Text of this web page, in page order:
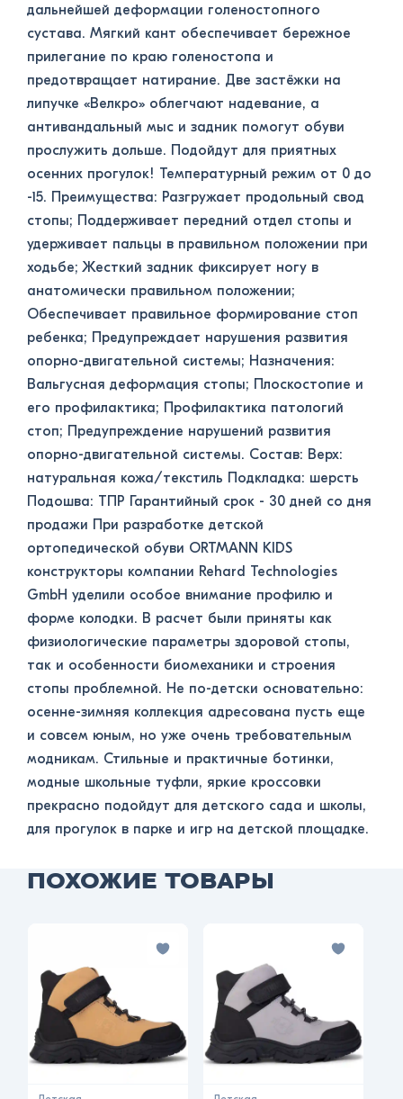
дальнейшей деформации голеностопного
сустава. Мягкий кант обеспечивает бережное
прилегание по краю голеностопа и
предотвращает натирание. Две застёжки на
липучке «Велкро» облегчают надевание, а
антивандальный мыс и задник помогут обуви
прослужить дольше. Подойдут для приятных
осенних прогулок! Температурный режим от 0 до
-15. Преимущества: Разгружает продольный свод
стопы; Поддерживает передний отдел стопы и
удерживает пальцы в правильном положении при
ходьбе; Жесткий задник фиксирует ногу в
анатомически правильном положении;
Обеспечивает правильное формирование стоп
ребенка; Предупреждает нарушения развития
опорно-двигательной системы; Назначения:
Вальгусная деформация стопы; Плоскостопие и
его профилактика; Профилактика патологий
стоп; Предупреждение нарушений развития
опорно-двигательной системы. Состав: Верх:
натуральная кожа/текстиль Подкладка: шерсть
Подошва: ТПР Гарантийный срок - 30 дней со дня
продажи При разработке детской
ортопедической обуви ORTMANN KIDS
конструкторы компании Rehard Technologies
GmbH уделили особое внимание профилю и
форме колодки. В расчет были приняты как
физиологические параметры здоровой стопы,
так и особенности биомеханики и строения
стопы проблемной. Не по-детски основательно:
осенне-зимняя коллекция адресована пусть еще
и совсем юным, но уже очень требовательным
модникам. Стильные и практичные ботинки,
модные школьные туфли, яркие кроссовки
прекрасно подойдут для детского сада и школы,
для прогулок в парке и игр на детской площадке.
ПОХОЖИЕ ТОВАРЫ